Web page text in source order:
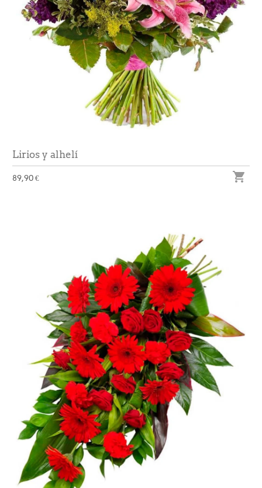
Lirios y alhelí
89,90 € 